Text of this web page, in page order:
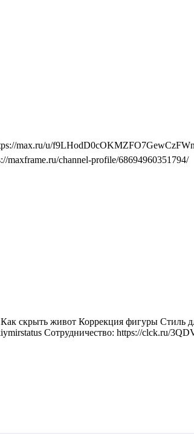
max.ru/u/
maxframe.ru/channel-profile/68694960351794/
скрыть живот Коррекция фигуры
Сотрудничество: https://clck.ru/